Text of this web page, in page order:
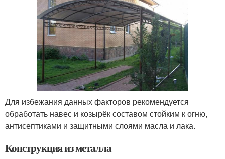
Для избежания данных факторов рекомендуется
обработать навес и козырёк составом стойким к огню,
антисептиками и защитными слоями масла и лака.
Конструкция из металла